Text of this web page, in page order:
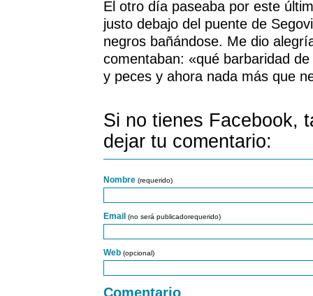
El otro día paseaba por este
justo debajo del puente de
negros bañándose. Me dio
comentaban: «qué barbaridad
y peces y ahora nada más que
Si no tienes Facebook,
dejar tu comentario:
Nombre (requerido)
Email (no será publicadorequerido)
Web (opcional)
Comentario